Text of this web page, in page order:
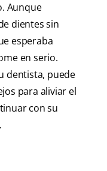
Aunque
dientes sin
esperaba
en serio.
dentista, puede
para aliviar el
con su